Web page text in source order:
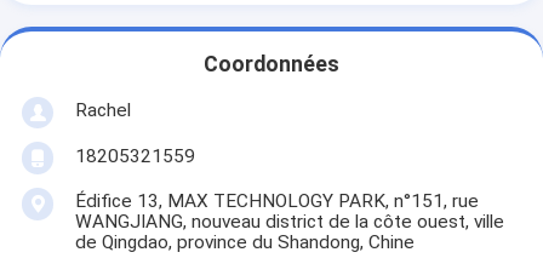
Coordonnées
Rachel
18205321559
Édifice 13, MAX TECHNOLOGY PARK, n°151, rue
WANGJIANG, nouveau district de la côte ouest, ville
de Qingdao, province du Shandong, Chine